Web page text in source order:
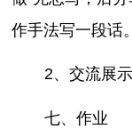
作手法写一段话。
2、交流展示
七、作业